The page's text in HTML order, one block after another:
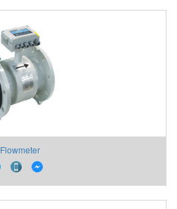
Flowmeter